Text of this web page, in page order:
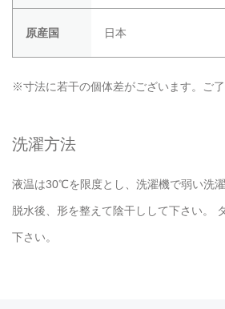
原産国 日本
※寸法に若干の個体差がございます。ご了
洗濯方法
液温は30℃を限度とし、洗濯機で弱い洗濯
脱水後、形を整えて陰干しして下さい。
下さい。